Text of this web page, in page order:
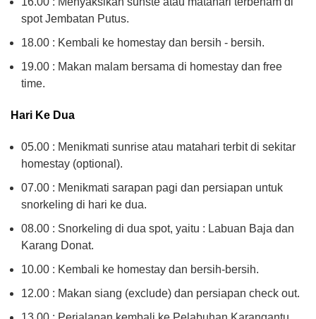
spot Jembatan Putus.
18.00 : Kembali ke homestay dan bersih - bersih.
19.00 : Makan malam bersama di homestay dan free
time.
Hari Ke Dua
05.00 : Menikmati sunrise atau matahari terbit di sekitar
homestay (optional).
07.00 : Menikmati sarapan pagi dan persiapan untuk
snorkeling di hari ke dua.
08.00 : Snorkeling di dua spot, yaitu : Labuan Baja dan
Karang Donat.
10.00 : Kembali ke homestay dan bersih-bersih.
12.00 : Makan siang (exclude) dan persiapan check out.